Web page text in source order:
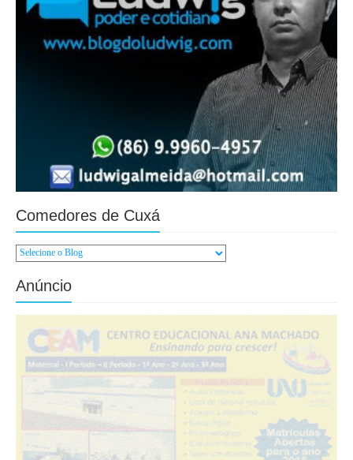
Comedores de Cuxá
Anúncio